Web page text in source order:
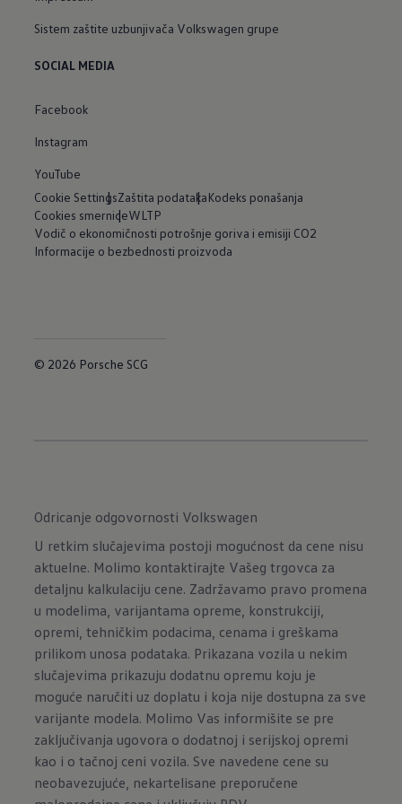
Sistem zaštite uzbunjivača Volkswagen grupe
SOCIAL MEDIA
Facebook
Instagram
YouTube
Cookie SettingsZaštita podatakaKodeks ponašanja
Cookies smerniceWLTP
Vodič o ekonomičnosti potrošnje goriva i emisiji CO2
Informacije o bezbednosti proizvoda
© 2026 Porsche SCG
Odricanje odgovornosti Volkswagen
U retkim slučajevima postoji mogućnost da cene nisu
aktuelne. Molimo kontaktirajte Vašeg trgovca za
detaljnu kalkulaciju cene. Zadržavamo pravo promena
u modelima, varijantama opreme, konstrukciji,
opremi, tehničkim podacima, cenama i greškama
prilikom unosa podataka. Prikazana vozila u nekim
slučajevima prikazuju dodatnu opremu koju je
moguće naručiti uz doplatu i koja nije dostupna za sve
varijante modela. Molimo Vas informišite se pre
zaključivanja ugovora o dodatnoj i serijskoj opremi
kao i o tačnoj ceni vozila. Sve navedene cene su
neobavezujuće, nekartelisane preporučene